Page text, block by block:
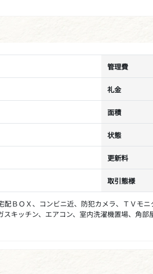
管理費
礼金
面積
状態
更新料
取引態様
配ＢＯＸ、コンビニ近、防犯カメラ、ＴＶモ
キッチン、エアコン、室内洗濯機置場、角